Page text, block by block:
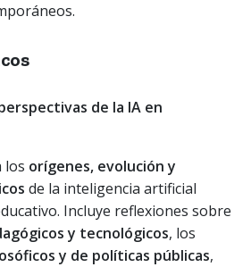
de la IA en
los orígenes, evolución y
de la inteligencia artificial
Incluye reflexiones sobre
y tecnológicos, los
y de políticas públicas,